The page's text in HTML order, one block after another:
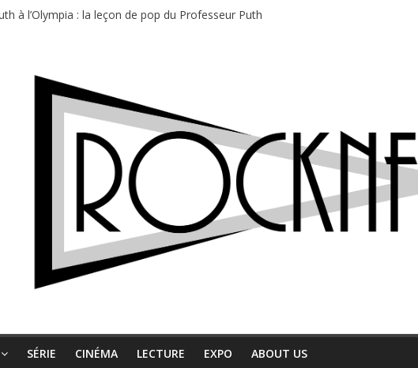
à l’Olympia : la leçon de pop du Professeur Puth
édition du Midgard Festival : entre bière, métal et tatouages
SÉRIE CINÉMA LECTURE EXPO ABOUT US